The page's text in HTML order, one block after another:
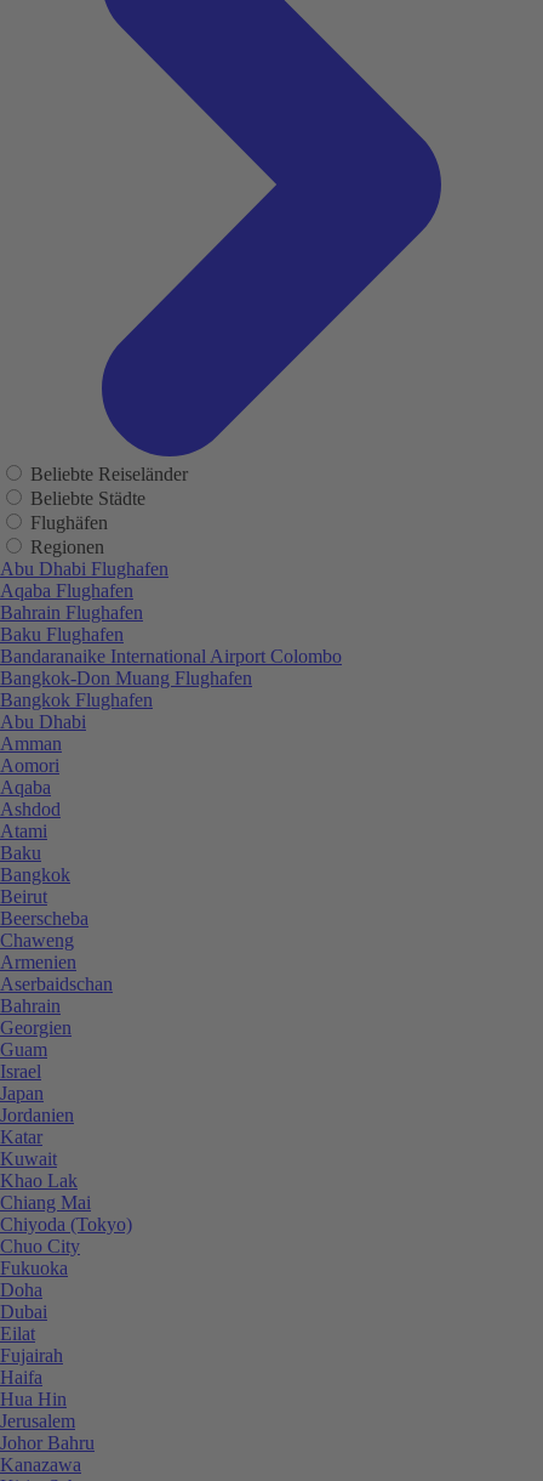
Beliebte Reiseländer
Beliebte Städte
Flughäfen
Regionen
Abu Dhabi Flughafen
Aqaba Flughafen
Bahrain Flughafen
Baku Flughafen
Bandaranaike International Airport Colombo
Bangkok-Don Muang Flughafen
Bangkok Flughafen
Abu Dhabi
Amman
Aomori
Aqaba
Ashdod
Atami
Baku
Bangkok
Beirut
Beerscheba
Chaweng
Armenien
Aserbaidschan
Bahrain
Georgien
Guam
Israel
Japan
Jordanien
Katar
Kuwait
Khao Lak
Chiang Mai
Chiyoda (Tokyo)
Chuo City
Fukuoka
Doha
Dubai
Eilat
Fujairah
Haifa
Hua Hin
Jerusalem
Johor Bahru
Kanazawa